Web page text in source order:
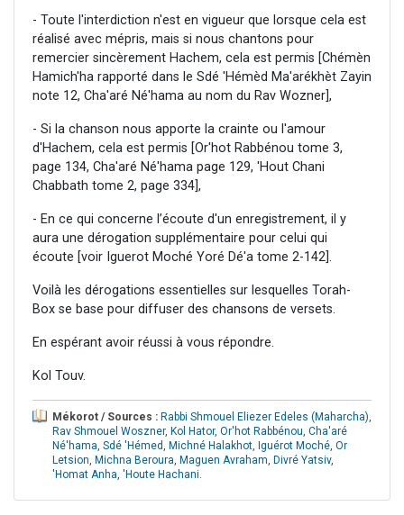
- Toute l'interdiction n'est en vigueur que lorsque cela est
réalisé avec mépris, mais si nous chantons pour
remercier sincèrement Hachem, cela est permis [Chémèn
Hamich'ha rapporté dans le Sdé 'Hémèd Ma'arékhèt Zayin
note 12, Cha'aré Né'hama au nom du Rav Wozner],
- Si la chanson nous apporte la crainte ou l'amour
d'Hachem, cela est permis [Or'hot Rabbénou tome 3,
page 134, Cha'aré Né'hama page 129, 'Hout Chani
Chabbath tome 2, page 334],
- En ce qui concerne l’écoute d'un enregistrement, il y
aura une dérogation supplémentaire pour celui qui
écoute [voir Iguerot Moché Yoré Dé'a tome 2-142].
Voilà les dérogations essentielles sur lesquelles Torah-
Box se base pour diffuser des chansons de versets.
En espérant avoir réussi à vous répondre.
Kol Touv.
Mékorot / Sources : Rabbi Shmouel Eliezer Edeles (Maharcha),
Rav Shmouel Woszner, Kol Hator, Or'hot Rabbénou, Cha'aré
Né'hama, Sdé 'Hémed, Michné Halakhot, Iguérot Moché, Or
Letsion, Michna Beroura, Maguen Avraham, Divré Yatsiv,
'Homat Anha, 'Houte Hachani.